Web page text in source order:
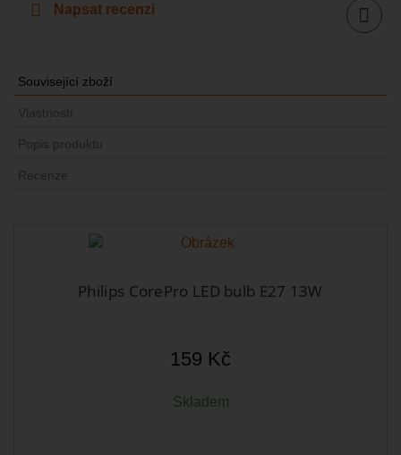
Napsat recenzi
Sdílet
Související zboží
Vlastnosti
Popis produktu
Recenze
Philips CorePro LED bulb E27 13W
159 Kč
Skladem